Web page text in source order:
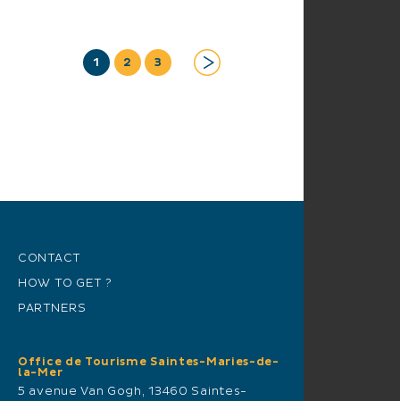
1 2 3
CONTACT
HOW TO GET ?
PARTNERS
Office de Tourisme Saintes-Maries-de-
la-Mer
5 avenue Van Gogh, 13460 Saintes-